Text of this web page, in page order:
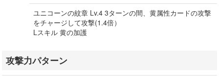
ユニコーンの紋章 Lv.4 3ターンの間、黄属性カードの攻撃
をチャージして攻撃(1.4倍）
Lスキル 黄の加護
攻撃力パターン